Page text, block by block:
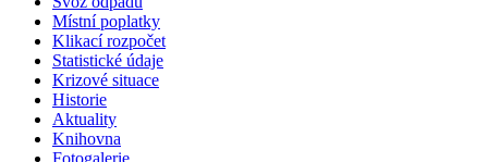
Místní poplatky
Klikací rozpočet
Statistické údaje
Krizové situace
Historie
Aktuality
Knihovna
Fotogalerie